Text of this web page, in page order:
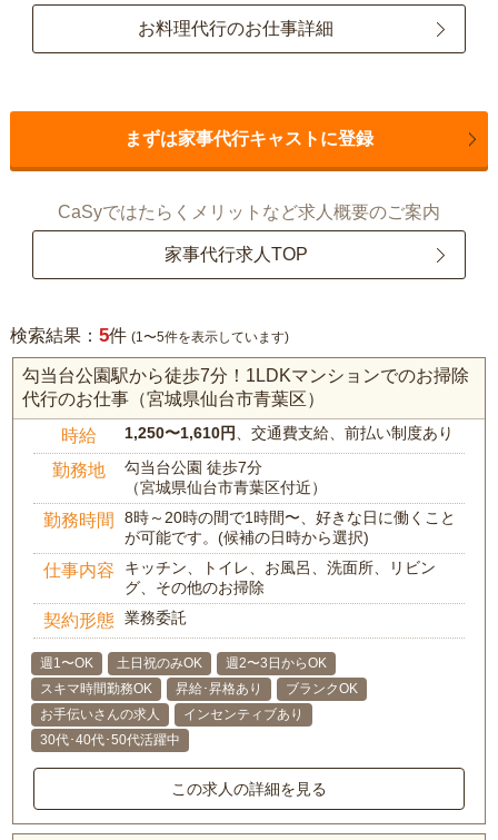
お料理代行のお仕事詳細
まずは家事代行キャストに登録
CaSyではたらくメリットなど求人概要のご案内
家事代行求人TOP
検索結果： 5件 (1〜5件を表示しています)
勾当台公園駅から徒歩7分！1LDKマンションでのお掃除
代行のお仕事（宮城県仙台市青葉区）
時給 1,250〜1,610円 、交通費支給、前払い制度あり
勤務地
勾当台公園 徒歩7分
（宮城県仙台市青葉区付近）
勤務時間
8時～20時の間で1時間〜、好きな日に働くこと
が可能です。(候補の日時から選択)
仕事内容
キッチン、トイレ、お風呂、洗面所、リビン
グ、その他のお掃除
契約形態 業務委託
週1〜OK 土日祝のみOK
週2〜3日からOK
スキマ時間勤務OK
昇給･昇格あり
ブランクOK
お手伝いさんの求人
インセンティブあり
30代･40代･50代活躍中
この求人の詳細を見る